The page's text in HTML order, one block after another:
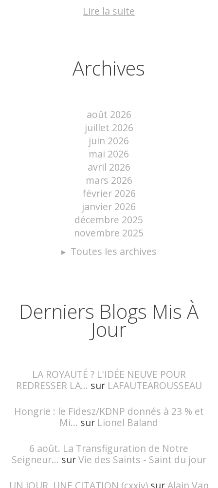
Lire la suite
Archives
août 2026
juillet 2026
juin 2026
mai 2026
avril 2026
mars 2026
février 2026
janvier 2026
décembre 2025
novembre 2025
Toutes les archives
Derniers Blogs Mis À
Jour
LA ROYAUTÉ ? L'IDÉE NEUVE POUR
REDRESSER LA... sur LAFAUTEAROUSSEAU
Hongrie : le Fidesz/KDNP donnés à 23 % et
Mi... sur Lionel Baland
6 août. La Transfiguration de Notre
Seigneur... surVie des Saints - Saint du jour